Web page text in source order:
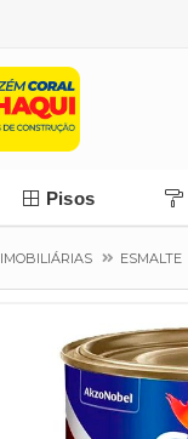
Pisos
IMOBILIÁRIAS ESMALTE